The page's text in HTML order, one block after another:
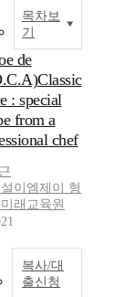
목차보
기
de
: special
from a
chef
이엠제이 형
래교육원
복사/대
출신청